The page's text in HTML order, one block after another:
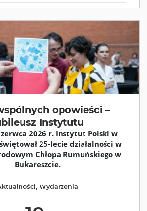
opowieści –
Instytutu
2026 r. Instytut Polski w
25-lecie działalności w
Chłopa Rumuńskiego w
Bukareszcie.
, Wydarzenia